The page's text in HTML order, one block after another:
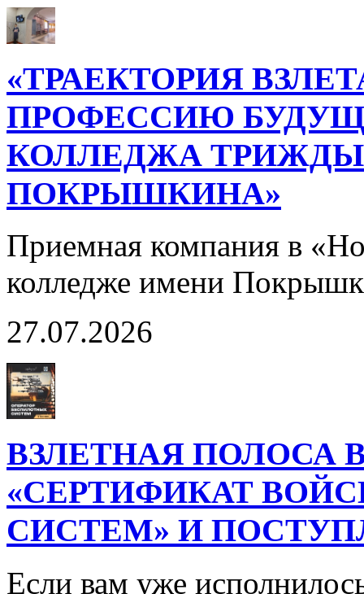
«ТРАЕКТОРИЯ
ПРОФЕССИЮ
КОЛЛЕДЖА ТРИЖДЫ
ПОКРЫШКИНА»
Приемная компания в
колледже имени
27.07.2026
ВЗЛЕТНАЯ ПОЛОСА
«СЕРТИФИКАТ
СИСТЕМ» И
Если вам уже